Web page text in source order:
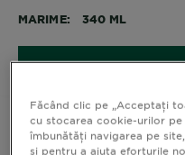
MARIME 340 ML
Făcând clic pe „Acceptați
cu stocarea cookie-urilor
îmbunătăți navigarea pe
și pentru a ajuta eforturile